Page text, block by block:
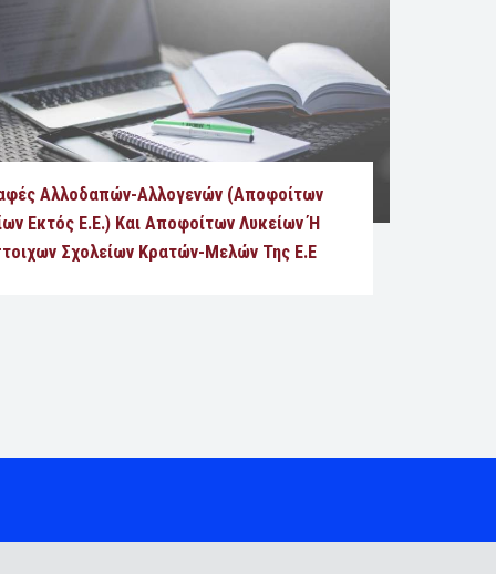
Αλλοδαπών-Αλλογενών (αποφοίτων
Εκτός Ε.Ε.) Και Αποφοίτων Λυκείων Ή
Σχολείων Κρατών-Μελών Της Ε.Ε